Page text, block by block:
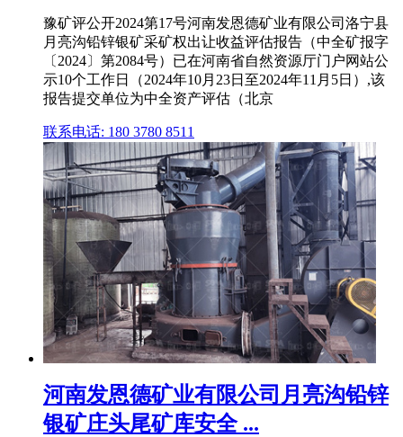
豫矿评公开2024第17号河南发恩德矿业有限公司洛宁县
月亮沟铅锌银矿采矿权出让收益评估报告（中全矿报字
〔2024〕第2084号）已在河南省自然资源厅门户网站公
示10个工作日（2024年10月23日至2024年11月5日）,该
报告提交单位为中全资产评估（北京
联系电话: 180 3780 8511
河南发恩德矿业有限公司月亮沟铅锌
银矿庄头尾矿库安全 ...